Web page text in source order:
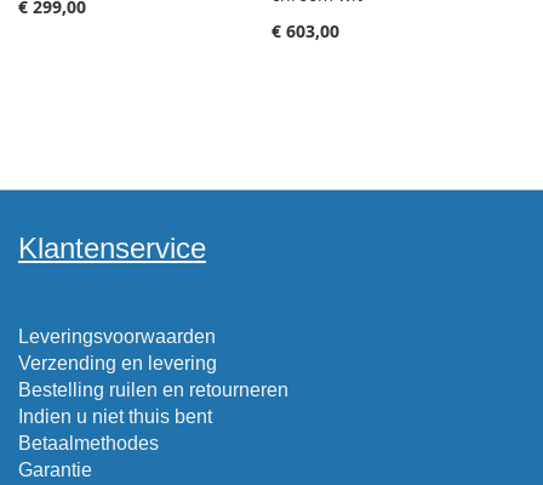
€ 299,00
€ 603,00
Klantenservice
Leveringsvoorwaarden
Verzending en levering
Bestelling ruilen en retourneren
Indien u niet thuis bent
Betaalmethodes
Garantie